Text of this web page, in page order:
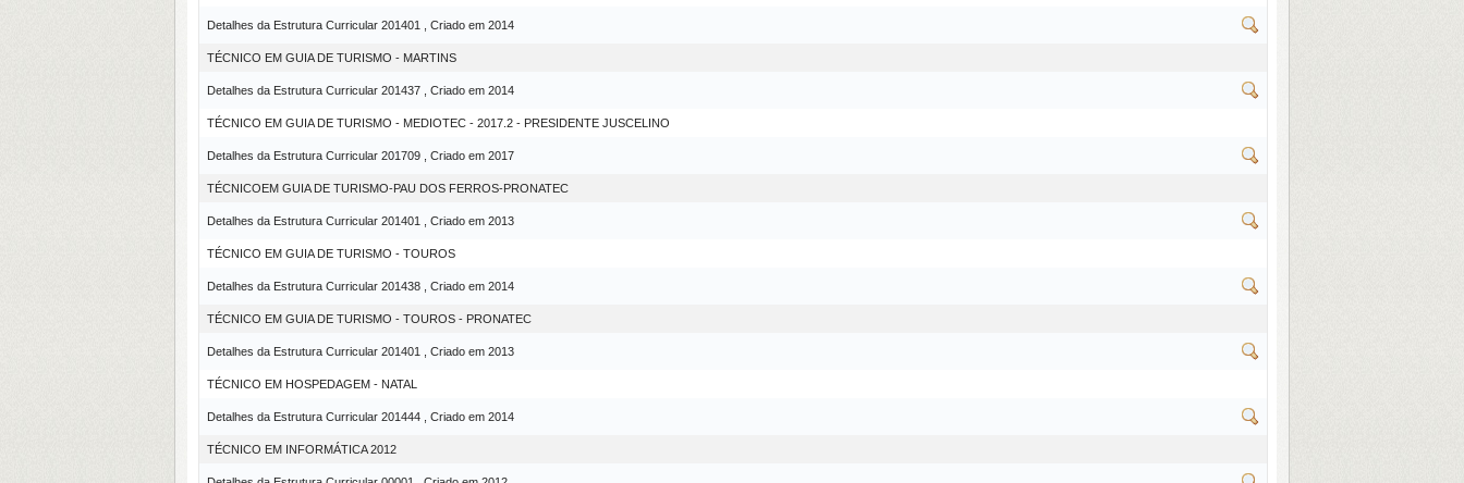
Detalhes da Estrutura Curricular 201401 , Criado em 2014
TÉCNICO EM GUIA DE TURISMO - MARTINS
Detalhes da Estrutura Curricular 201437 , Criado em 2014
TÉCNICO EM GUIA DE TURISMO - MEDIOTEC - 2017.2 - PRESIDENTE JUSCELINO
Detalhes da Estrutura Curricular 201709 , Criado em 2017
TÉCNICOEM GUIA DE TURISMO-PAU DOS FERROS-PRONATEC
Detalhes da Estrutura Curricular 201401 , Criado em 2013
TÉCNICO EM GUIA DE TURISMO - TOUROS
Detalhes da Estrutura Curricular 201438 , Criado em 2014
TÉCNICO EM GUIA DE TURISMO - TOUROS - PRONATEC
Detalhes da Estrutura Curricular 201401 , Criado em 2013
TÉCNICO EM HOSPEDAGEM - NATAL
Detalhes da Estrutura Curricular 201444 , Criado em 2014
TÉCNICO EM INFORMÁTICA 2012